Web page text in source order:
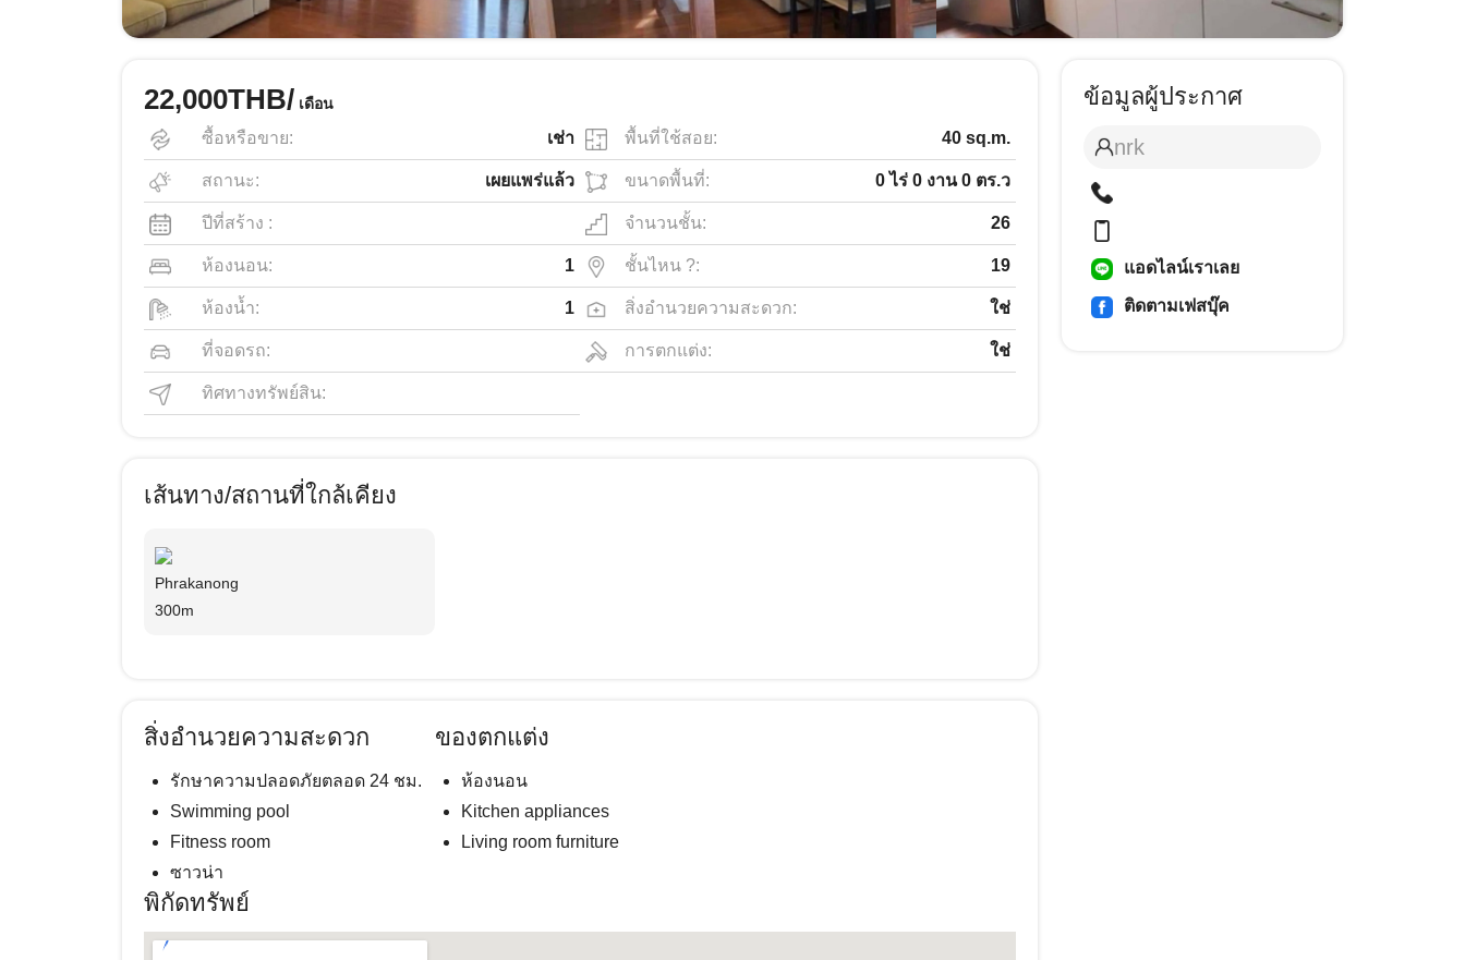
22,000THB/ เดือน
ซื้อหรือขาย: เช่า
สถานะ: เผยแพร่แล้ว
ปีที่สร้าง :
ห้องนอน: 1
ห้องน้ำ: 1
ที่จอดรถ:
ทิศทางทรัพย์สิน:
พื้นที่ใช้สอย: 40 sq.m.
ขนาดพื้นที่: 0 ไร่ 0 งาน 0 ตร.ว
จำนวนชั้น: 26
ชั้นไหน ?: 19
สิ่งอำนวยความสะดวก: ใช่
การตกแต่ง: ใช่
เส้นทาง/สถานที่ใกล้เคียง
Phrakanong
300m
สิ่งอำนวยความสะดวก
รักษาความปลอดภัยตลอด 24 ชม.
Swimming pool
Fitness room
ซาวน่า
ของตกแต่ง
ห้องนอน
Kitchen appliances
Living room furniture
พิกัดทรัพย์
ข้อมูลผู้ประกาศ
nrk
แอดไลน์เราเลย
ติดตามเฟสบุ๊ค